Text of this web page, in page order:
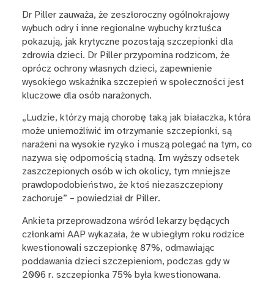
Dr Piller zauważa, że zeszłoroczny ogólnokrajowy
wybuch odry i inne regionalne wybuchy krztuśca
pokazują, jak krytyczne pozostają szczepionki dla
zdrowia dzieci. Dr Piller przypomina rodzicom, że
oprócz ochrony własnych dzieci, zapewnienie
wysokiego wskaźnika szczepień w społeczności jest
kluczowe dla osób narażonych.
„Ludzie, którzy mają chorobę taką jak białaczka, która
może uniemożliwić im otrzymanie szczepionki, są
narażeni na wysokie ryzyko i muszą polegać na tym, co
nazywa się odpornością stadną. Im wyższy odsetek
zaszczepionych osób w ich okolicy, tym mniejsze
prawdopodobieństwo, że ktoś niezaszczepiony
zachoruje” – powiedział dr Piller.
Ankieta przeprowadzona wśród lekarzy będących
członkami AAP wykazała, że w ubiegłym roku rodzice
kwestionowali szczepionkę 87%, odmawiając
poddawania dzieci szczepieniom, podczas gdy w
2006 r. szczepionka 75% była kwestionowana.